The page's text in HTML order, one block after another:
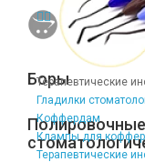
Терапевтические
Гладилки
Коффердам
Клампы для
Терапевтические
Боры